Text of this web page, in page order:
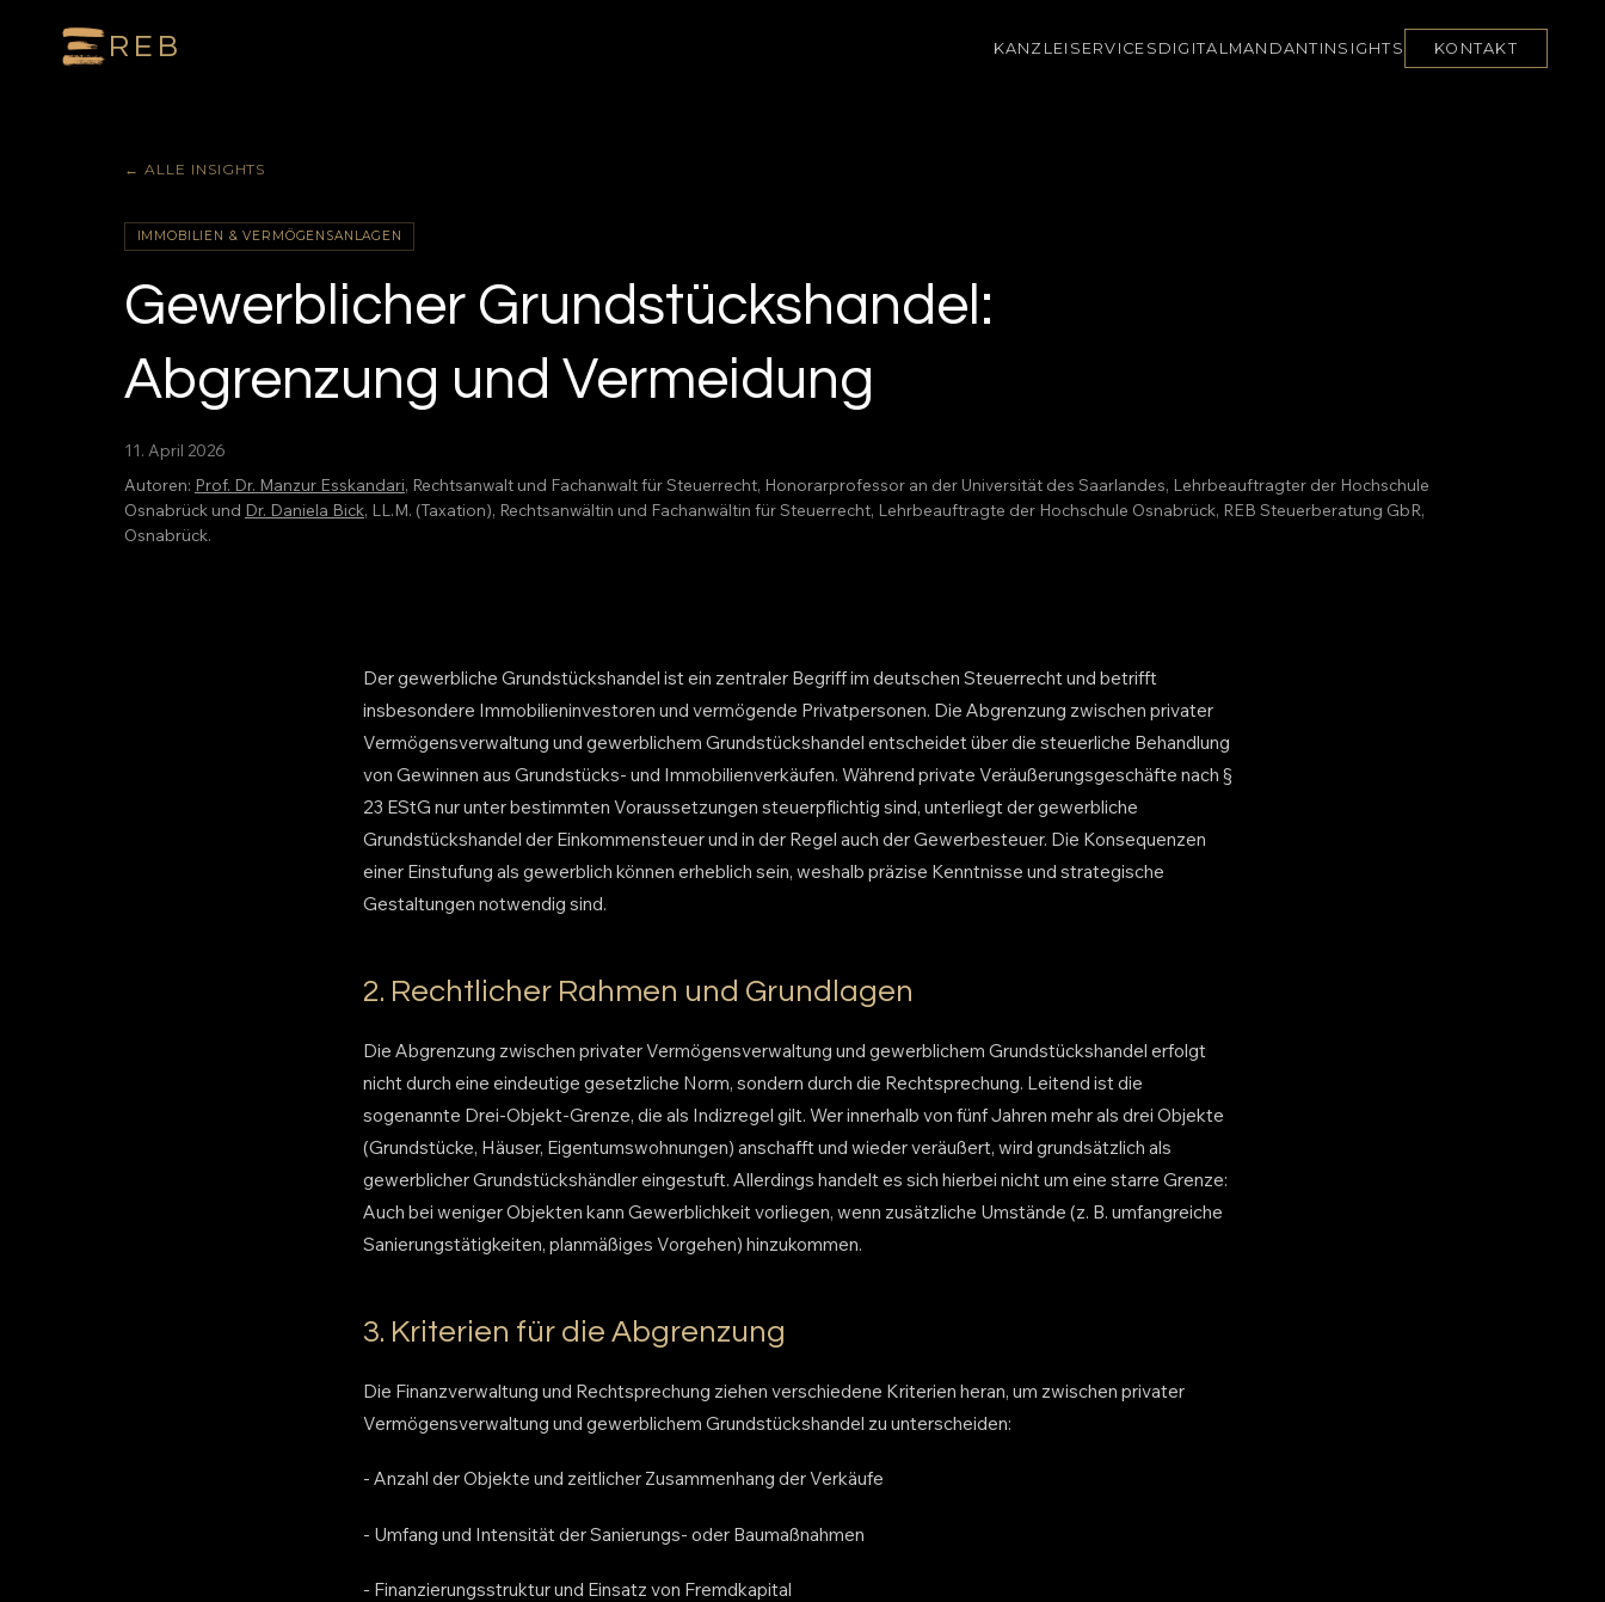
REB KANZLEI SERVICES DIGITAL MANDANT INSIGHTS KONTAKT
← ALLE INSIGHTS
IMMOBILIEN & VERMÖGENSANLAGEN
Gewerblicher Grundstückshandel:
Abgrenzung und Vermeidung
11. April 2026
Autoren: Prof. Dr. Manzur Esskandari, Rechtsanwalt und Fachanwalt für Steuerrecht, Honorarprofessor an der Universität des Saarlandes, Lehrbeauftragter der Hochschule
Osnabrück und Dr. Daniela Bick, LL.M. (Taxation), Rechtsanwältin und Fachanwältin für Steuerrecht, Lehrbeauftragte der Hochschule Osnabrück, REB Steuerberatung GbR,
Osnabrück.
Der gewerbliche Grundstückshandel ist ein zentraler Begriff im deutschen Steuerrecht und betrifft
insbesondere Immobilieninvestoren und vermögende Privatpersonen. Die Abgrenzung zwischen privater
Vermögensverwaltung und gewerblichem Grundstückshandel entscheidet über die steuerliche Behandlung
von Gewinnen aus Grundstücks- und Immobilienverkäufen. Während private Veräußerungsgeschäfte nach §
23 EStG nur unter bestimmten Voraussetzungen steuerpflichtig sind, unterliegt der gewerbliche
Grundstückshandel der Einkommensteuer und in der Regel auch der Gewerbesteuer. Die Konsequenzen
einer Einstufung als gewerblich können erheblich sein, weshalb präzise Kenntnisse und strategische
Gestaltungen notwendig sind.
2. Rechtlicher Rahmen und Grundlagen
Die Abgrenzung zwischen privater Vermögensverwaltung und gewerblichem Grundstückshandel erfolgt
nicht durch eine eindeutige gesetzliche Norm, sondern durch die Rechtsprechung. Leitend ist die
sogenannte Drei-Objekt-Grenze, die als Indizregel gilt. Wer innerhalb von fünf Jahren mehr als drei Objekte
(Grundstücke, Häuser, Eigentumswohnungen) anschafft und wieder veräußert, wird grundsätzlich als
gewerblicher Grundstückshändler eingestuft. Allerdings handelt es sich hierbei nicht um eine starre Grenze:
Auch bei weniger Objekten kann Gewerblichkeit vorliegen, wenn zusätzliche Umstände (z. B. umfangreiche
Sanierungstätigkeiten, planmäßiges Vorgehen) hinzukommen.
3. Kriterien für die Abgrenzung
Die Finanzverwaltung und Rechtsprechung ziehen verschiedene Kriterien heran, um zwischen privater
Vermögensverwaltung und gewerblichem Grundstückshandel zu unterscheiden:
- Anzahl der Objekte und zeitlicher Zusammenhang der Verkäufe
- Umfang und Intensität der Sanierungs- oder Baumaßnahmen
- Finanzierungsstruktur und Einsatz von Fremdkapital